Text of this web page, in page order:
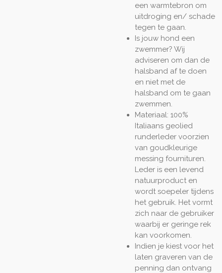
een warmtebron om
uitdroging en/ schade
tegen te gaan.
Is jouw hond een
zwemmer? Wij
adviseren om dan de
halsband af te doen
en niet met de
halsband om te gaan
zwemmen.
Materiaal: 100%
Italiaans geolied
runderleder voorzien
van goudkleurige
messing fournituren.
Leder is een levend
natuurproduct en
wordt soepeler tijdens
het gebruik. Het vormt
zich naar de gebruiker
waarbij er geringe rek
kan voorkomen.
Indien je kiest voor het
laten graveren van de
penning dan ontvang